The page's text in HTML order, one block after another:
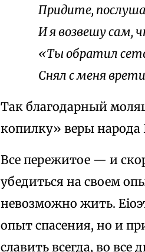
Придите,
И я возвешу сам,
«Ты обратил
Снял с меня
Так благодарный
копилку» веры народа
Все пережитое — и
убедиться на своем
невозможно жить.
опыт спасения, но и
славить всегда, во все